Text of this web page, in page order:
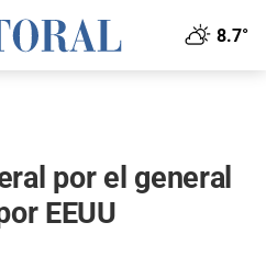
8.7°
por el general
EEUU